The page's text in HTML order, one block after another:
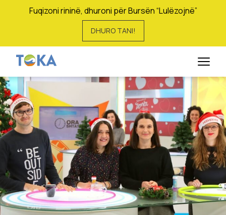
Fuqizoni rininë, dhuroni për Bursën “Lulëzojnë”
DHURO TANI!